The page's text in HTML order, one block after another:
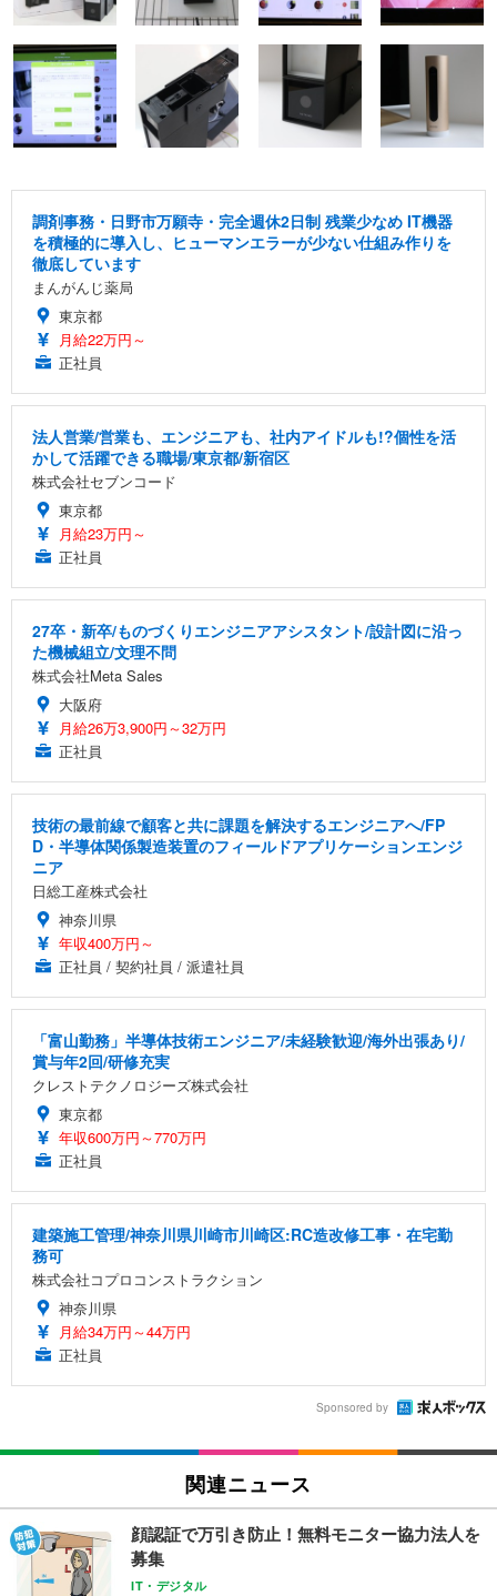
調剤事務・日野市万願寺・完全週休2日制 残業少なめ IT機器
を積極的に導入し、ヒューマンエラーが少ない仕組み作りを
徹底しています
まんがんじ薬局
東京都
月給22万円～
正社員
法人営業/営業も、エンジニアも、社内アイドルも!?個性を活
かして活躍できる職場/東京都/新宿区
株式会社セブンコード
東京都
月給23万円～
正社員
27卒・新卒/ものづくりエンジニアアシスタント/設計図に沿っ
た機械組立/文理不問
株式会社Meta Sales
大阪府
月給26万3,900円～32万円
正社員
技術の最前線で顧客と共に課題を解決するエンジニアへ/FP
D・半導体関係製造装置のフィールドアプリケーションエンジ
ニア
日総工産株式会社
神奈川県
年収400万円～
正社員 / 契約社員 / 派遣社員
「富山勤務」半導体技術エンジニア/未経験歓迎/海外出張あり/
賞与年2回/研修充実
クレストテクノロジーズ株式会社
東京都
年収600万円～770万円
正社員
建築施工管理/神奈川県川崎市川崎区:RC造改修工事・在宅勤
務可
株式会社コプロコンストラクション
神奈川県
月給34万円～44万円
正社員
Sponsored by
関連ニュース
顔認証で万引き防止！無料モニター協力法人を
募集
IT・デジタル